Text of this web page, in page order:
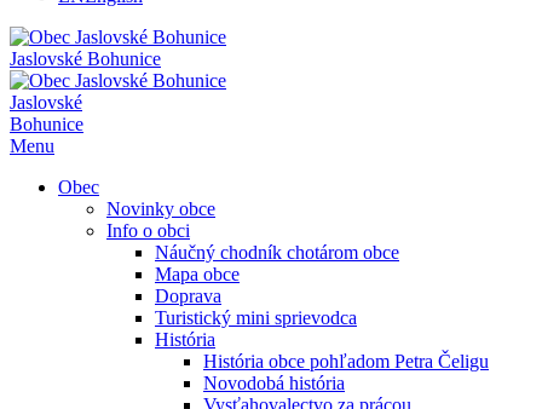
Jaslovské Bohunice
Jaslovské
Bohunice
Menu
Obec
Novinky obce
Info o obci
Náučný chodník chotárom obce
Mapa obce
Doprava
Turistický mini sprievodca
História
História obce pohľadom Petra Čeligu
Novodobá história
Vysťahovalectvo za prácou